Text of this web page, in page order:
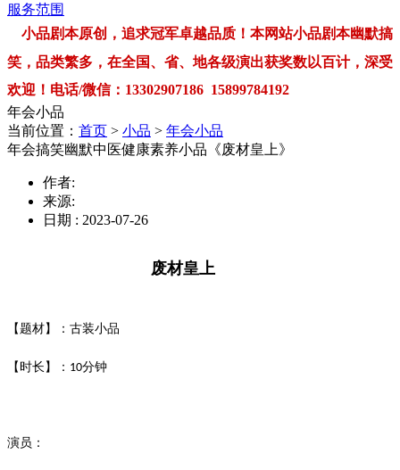
服务范围
小品剧本原创，追求冠军卓越品质！本网站小品剧本幽默搞
笑，品类繁多，在全国、省、地各级演出获奖数以百计，深受
欢迎！电话/微信：13302907186 15899784192
年会小品
当前位置： 首页 > 小品 > 年会小品
年会搞笑幽默中医健康素养小品《废材皇上》
作者:
来源:
日期 : 2023-07-26
废材皇上
【题材】：古装小品
【时长】： 10分钟
演员：